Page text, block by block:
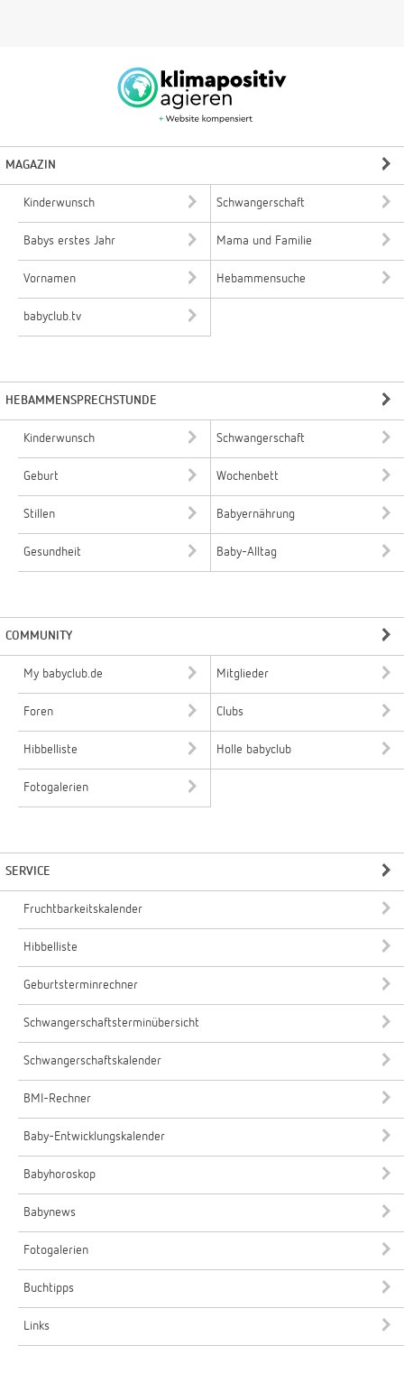
MAGAZIN
Kinderwunsch Schwangerschaft
Babys erstes Jahr Mama und Familie
Vornamen Hebammensuche
babyclub.tv
HEBAMMENSPRECHSTUNDE
Kinderwunsch Schwangerschaft
Geburt Wochenbett
Stillen Babyernährung
Gesundheit Baby-Alltag
COMMUNITY
My babyclub.de Mitglieder
Foren Clubs
Hibbelliste Holle babyclub
Fotogalerien
SERVICE
Fruchtbarkeitskalender
Hibbelliste
Geburtsterminrechner
Schwangerschaftsterminübersicht
Schwangerschaftskalender
BMI-Rechner
Baby-Entwicklungskalender
Babyhoroskop
Babynews
Fotogalerien
Buchtipps
Links